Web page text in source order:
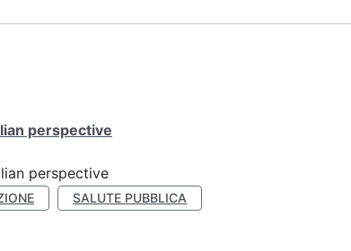
perspective
perspective
SALUTE PUBBLICA